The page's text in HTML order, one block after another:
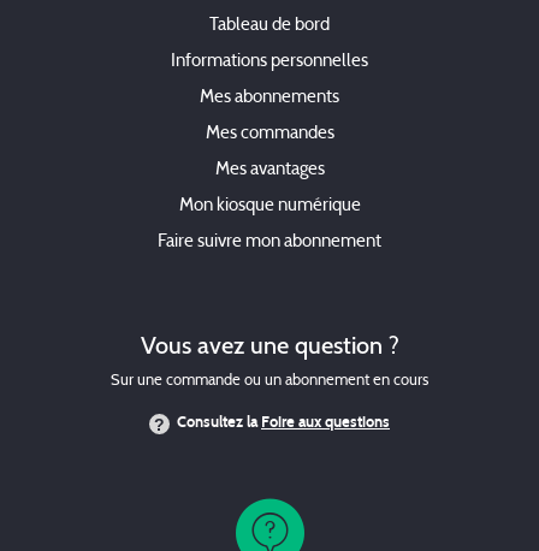
Tableau de bord
Informations personnelles
Mes abonnements
Mes commandes
Mes avantages
Mon kiosque numérique
Faire suivre mon abonnement
Vous avez une question ?
Sur une commande ou un abonnement en cours
Consultez laFoire aux questions